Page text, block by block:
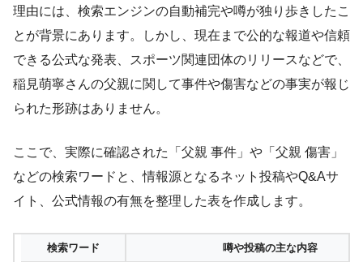
理由には、検索エンジンの自動補完や噂が独り歩きしたこ
とが背景にあります。しかし、現在まで公的な報道や信頼
できる公式な発表、スポーツ関連団体のリリースなどで、
稲見萌寧さんの父親に関して事件や傷害などの事実が報じ
られた形跡はありません。
ここで、実際に確認された「父親 事件」や「父親 傷害」
などの検索ワードと、情報源となるネット投稿やQ&Aサ
イト、公式情報の有無を整理した表を作成します。
検索ワード 噂や投稿の主な内容